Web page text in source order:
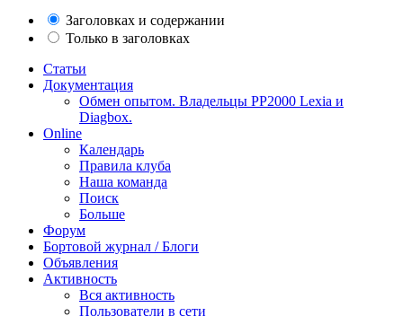
Заголовках и содержании
Только в заголовках
Статьи
Документация
Обмен опытом. Владельцы PP2000 Lexia и
Diagbox.
Online
Календарь
Правила клуба
Наша команда
Поиск
Больше
Форум
Бортовой журнал / Блоги
Объявления
Активность
Вся активность
Пользователи в сети